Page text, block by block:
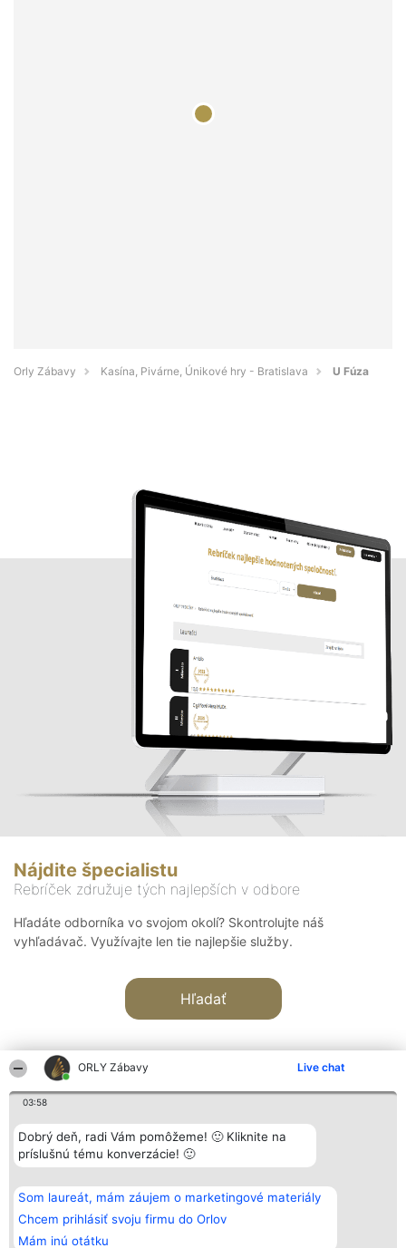
ORLY Zábavy Live chat
03:58
Dobrý deň, radi Vám pomôžeme! 🙂 Kliknite na
príslušnú tému konverzácie! 🙂
Som laureát, mám záujem o marketingové materiály
Chcem prihlásiť svoju firmu do Orlov
Mám inú otátku
Orly Zábavy Kasína, Pivárne, Únikové hry - Bratislava U Fúza
Nájdite špecialistu
Rebríček združuje tých najlepších v odbore
Hľadáte odborníka vo svojom okolí? Skontrolujte náš
vyhľadávač. Využívajte len tie najlepšie služby.
Hľadať
Organizátor hodnotenia
Bright Side Solutions sp. z o.
o. sp. k.
Wrocław 50-079
KRS 0000749100 | Regon
381313360 | NIP 8943132676
+48 508 492 400
Hodnotenie
Laureáti
Lista
Laureatów
Podmienky
Obchodné
podmienky
Kontakt
Kontakt